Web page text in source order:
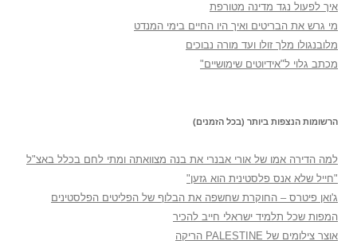
איך לפעול נגד מדינה מטורפת
מי גרש את הבריטים ואיך היו החיים בימי המנדט
מלובנגולו מלך זולו ועד מורה נבוכים
מכתב גלוי ל"אידיוטים שימושיים"
הרשומות הנצפות ביותר (בכל הזמנים)
למה הדירה אמו של אורי אבנרי את בנה מצוואתה ומתי לחם בכלל באצ"ל
"חייל שלא אנס פלסטינית הוא גזען"
ג'ואן פיטרס – החוקרת שחשפה את הבלוף של הפליטים הפלסטינים
המפות שכל תלמיד ישראלי חייב להכיר
אוצר צילומים של PALESTINE הריקה